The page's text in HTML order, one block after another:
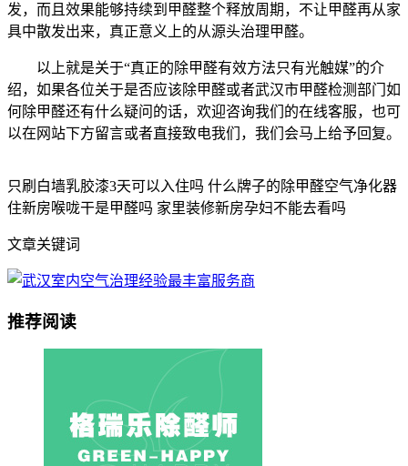
发，而且效果能够持续到甲醛整个释放周期，不让甲醛再从家
具中散发出来，真正意义上的从源头治理甲醛。
以上就是关于“真正的除甲醛有效方法只有光触媒”的介
绍，如果各位关于是否应该除甲醛或者武汉市甲醛检测部门如
何除甲醛还有什么疑问的话，欢迎咨询我们的在线客服，也可
以在网站下方留言或者直接致电我们，我们会马上给予回复。
只刷白墙乳胶漆3天可以入住吗 什么牌子的除甲醛空气净化器
住新房喉咙干是甲醛吗 家里装修新房孕妇不能去看吗
文章关键词
推荐阅读